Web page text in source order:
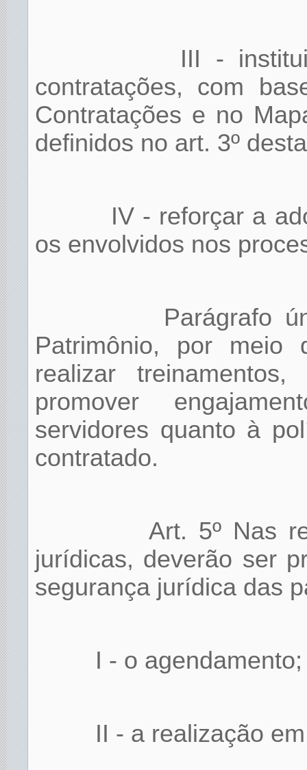
III -
contratações, com
Contratações e no
definidos no art. 3º
IV - reforçar a
os envolvidos nos
Parágrafo
Patrimônio, por meio
realizar
promover
servidores quanto à
contratado.
Art. 5º Nas
jurídicas, deverão ser
segurança jurídica das
I - o agendamento;
II - a realização